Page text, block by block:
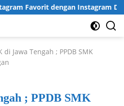
dengan Instagram
di Jawa Tengah ; PPDB SMK
; PPDB SMK